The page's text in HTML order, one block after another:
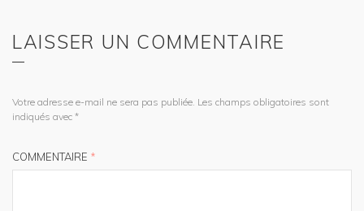
LAISSER UN COMMENTAIRE
Votre adresse e-mail ne sera pas publiée. Les champs obligatoires sont
indiqués avec *
COMMENTAIRE *